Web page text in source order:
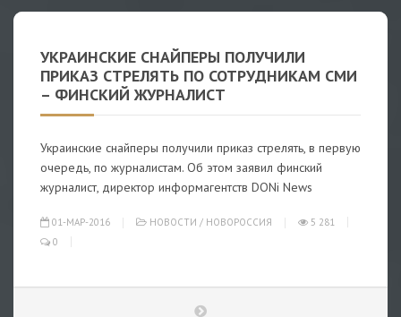
УКРАИНСКИЕ СНАЙПЕРЫ ПОЛУЧИЛИ
ПРИКАЗ СТРЕЛЯТЬ ПО СОТРУДНИКАМ СМИ
– ФИНСКИЙ ЖУРНАЛИСТ
Украинские снайперы получили приказ стрелять, в первую
очередь, по журналистам. Об этом заявил финский
журналист, директор информагентств DONi News
01-МАР-2016 НОВОСТИ / НОВОРОССИЯ
5 281
0